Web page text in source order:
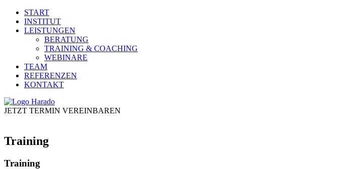
START
INSTITUT
LEISTUNGEN
BERATUNG
TRAINING & COACHING
WEBINARE
TEAM
REFERENZEN
KONTAKT
JETZT TERMIN VEREINBAREN
Training
Training